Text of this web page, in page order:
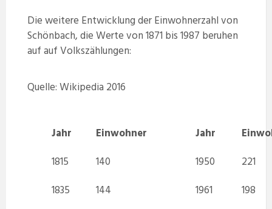
Die weitere Entwicklung der Einwohnerzahl von
Schönbach, die Werte von 1871 bis 1987 beruhen
auf auf Volkszählungen:
Quelle: Wikipedia 2016
Jahr
Einwohner
1815
140
1835
144
Jahr
1950
221
1961
198